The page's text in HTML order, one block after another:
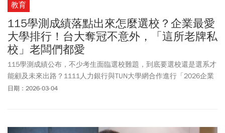
教育
115學測成績落點出來怎麼選校？企業最愛
大學排行！台大奪冠不意外，「這所老牌私
校」老闆們都愛
115學測成績公布，不少考生面臨選校難題，到底要選校還是選系才
能顧及未來出路？1111人力銀行與TUN大學網合作進行「2026企業
最愛大學」調查，提供大學新鮮人與家長選校、選系的參考。台灣
日期：2026-03-04